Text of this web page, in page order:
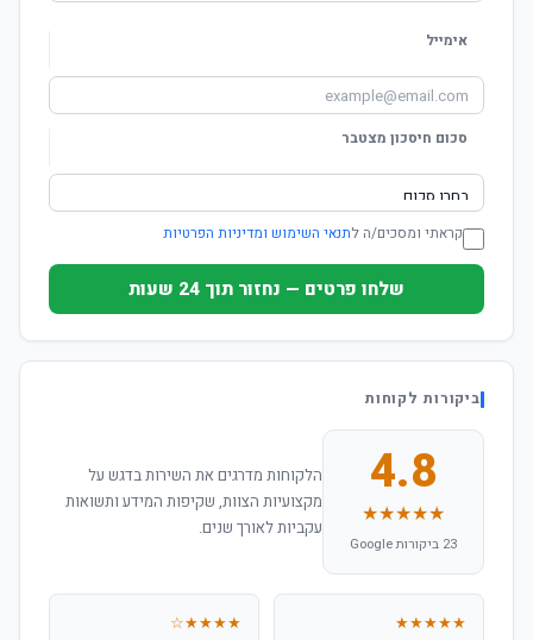
אימייל
סכום חיסכון מצטבר
קראתי ומסכים/ה לתנאי השימוש ומדיניות הפרטיות
שלחו פרטים — נחזור תוך 24 שעות
ביקורות לקוחות
4.8
★★★★★
23 ביקורות Google
הלקוחות מדרגים את השירות בדגש על
מקצועיות הצוות, שקיפות המידע ותשואות
עקביות לאורך שנים.
★★★★★
★★★★☆